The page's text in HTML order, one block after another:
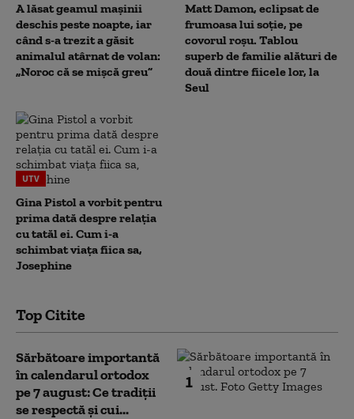
A lăsat geamul mașinii
deschis peste noapte, iar
când s-a trezit a găsit
animalul atârnat de volan:
„Noroc că se mișcă greu”
Matt Damon, eclipsat de
frumoasa lui soție, pe
covorul roșu. Tablou
superb de familie alături de
două dintre fiicele lor, la
Seul
UTV
Gina Pistol a vorbit pentru
prima dată despre relația
cu tatăl ei. Cum i-a
schimbat viața fiica sa,
Josephine
Top Citite
1
Sărbătoare importantă
în calendarul ortodox
pe 7 august: Ce tradiții
se respectă și cui...